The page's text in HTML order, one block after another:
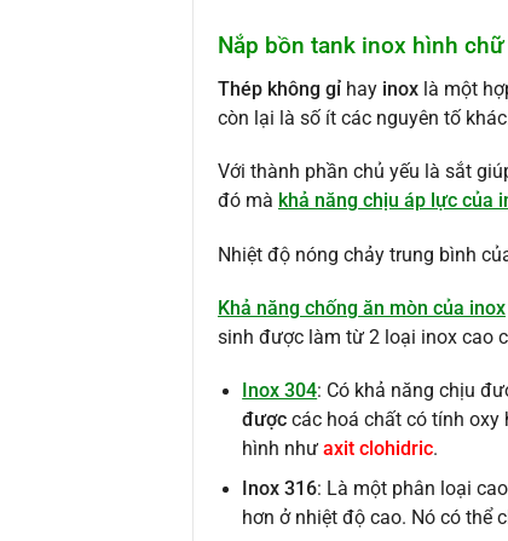
Nắp bồn tank inox hình
Thép không gỉ hay inox là một
còn lại là số ít các nguyên tố
Với thành phần chủ yếu là sắt
đó mà khả năng chịu áp lực của
Nhiệt độ nóng chảy trung bình
Khả năng chống ăn mòn của inox
sinh được làm từ 2 loại inox cao
Inox 304: Có khả năng chịu
được các hoá chất có tính
hình nhưaxit clohidric.
Inox 316: Là một phân loại
hơn ở nhiệt độ cao. Nó có thể